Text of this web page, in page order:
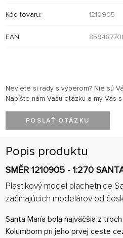
Kód tovaru: 1210905
EAN:
Neviete si rady s výberom? Nie sú
Napíšte nám Vašu otázku a my Vás
POSLAŤ OTÁZKU
Popis produktu
SMĚR 1210905 - 1:270
Plastikový model plachetnice
začínajúcich modelárov od
Santa María bola najväčšia z
Kolumbom pri jeho prvej ceste